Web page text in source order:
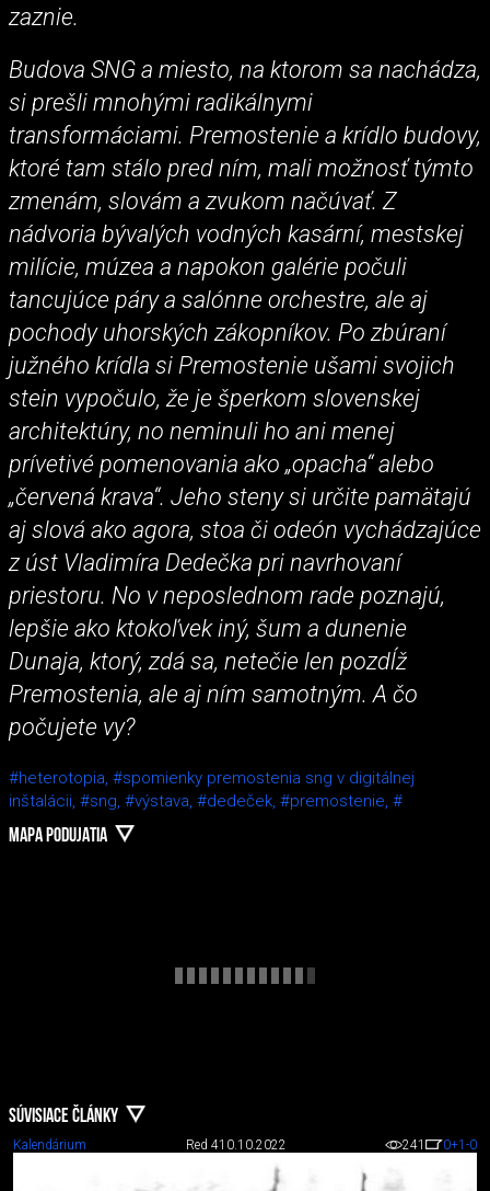
zaznie.
Budova SNG a miesto, na ktorom sa nachádza,
si prešli mnohými radikálnymi
transformáciami. Premostenie a krídlo budovy,
ktoré tam stálo pred ním, mali možnosť týmto
zmenám, slovám a zvukom načúvať. Z
nádvoria bývalých vodných kasární, mestskej
milície, múzea a napokon galérie počuli
tancujúce páry a salónne orchestre, ale aj
pochody uhorských zákopníkov. Po zbúraní
južného krídla si Premostenie ušami svojich
stein vypočulo, že je šperkom slovenskej
architektúry, no neminuli ho ani menej
prívetivé pomenovania ako „opacha“ alebo
„červená krava“. Jeho steny si určite pamätajú
aj slová ako agora, stoa či odeón vychádzajúce
z úst Vladimíra Dedečka pri navrhovaní
priestoru. No v neposlednom rade poznajú,
lepšie ako ktokoľvek iný, šum a dunenie
Dunaja, ktorý, zdá sa, netečie len pozdĺž
Premostenia, ale aj ním samotným. A čo
počujete vy?
#heterotopia, #spomienky premostenia sng v digitálnej
inštalácii, #sng, #výstava, #dedeček, #premostenie, #
MAPA PODUJATIA
SÚVISIACE ČLÁNKY
Kalendárium Red 410.10.2022 241 0+1 -0